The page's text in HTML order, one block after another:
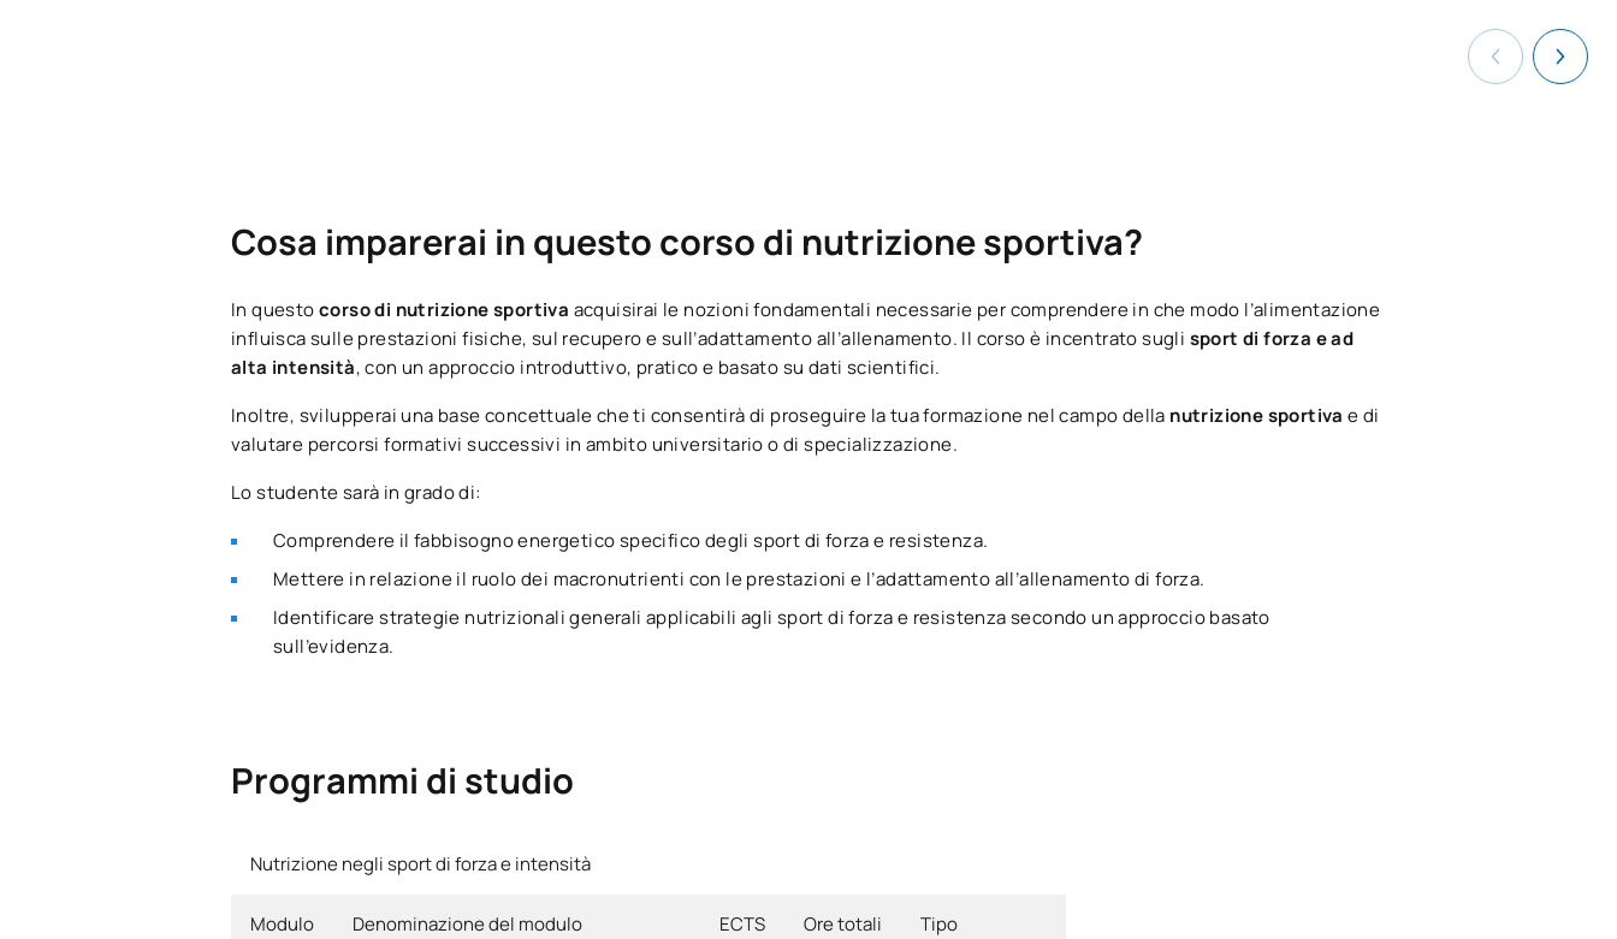
Cosa imparerai in questo corso di nutrizione sportiva?
In questocorso di nutrizione sportiva acquisirai le nozioni fondamentali necessarie per comprendere in che modo l’alimentazione
influisca sulle prestazioni fisiche, sul recupero e sull’adattamento all’allenamento. Il corso è incentrato sugli sport di forza e ad
alta intensità, con un approccio introduttivo, pratico e basato su dati scientifici.
Inoltre, svilupperai una base concettuale che ti consentirà di proseguire la tua formazione nel campo della nutrizione sportivae di
valutare percorsi formativi successivi in ambito universitario o di specializzazione.
Lo studente sarà in grado di:
Comprendere il fabbisogno energetico specifico degli sport di forza e resistenza.
Mettere in relazione il ruolo dei macronutrienti con le prestazioni e l’adattamento all’allenamento di forza.
Identificare strategie nutrizionali generali applicabili agli sport di forza e resistenza secondo un approccio basato
sull’evidenza.
Programmi di studio
Nutrizione negli sport di forza e intensità
Modulo Denominazione del modulo ECTS Ore totali Tipo